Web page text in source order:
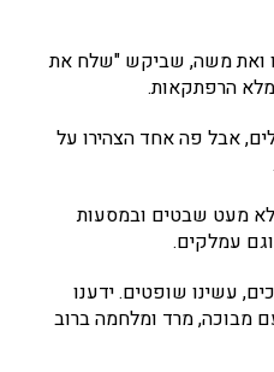
שגלו ואת משה, שביקש "שלח את
הרפתקאות.
אבל פה אחד הצהירו על
לא מעט שבטים ובמסעות
עמלקים.
עשינו שופטים. ידענו
מבוכה, מרד ומלחמה ברוב